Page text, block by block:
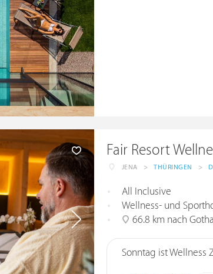
Fair Resort
JENA > THÜRINGEN >
All Inclusive
Wellness- und
66.8 km nach Gotha
Sonntag ist Wellness